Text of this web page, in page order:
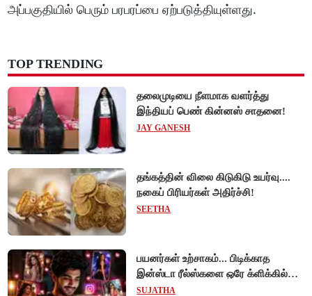
அப்பகுதியில் பெரும் பரபரப்பை ஏற்படுத்தியுள்ளது.
TOP TRENDING
தலைமுடியை நீளமாக வளர்த்து
இந்தியப் பெண் கின்னஸ் சாதனை!
JAY GANESH
தங்கத்தின் விலை கிடுகிடு உயர்வு....
நகைப் பிரியர்கள் அதிர்ச்சி!
SEETHA
பயனர்கள் உற்சாகம்... பிடிக்காத
இன்ஸ்டா ரீல்ஸ்களை ஒரே க்ளிக்கில்
மாற்றியமைக்கலாம்!
SUJATHA